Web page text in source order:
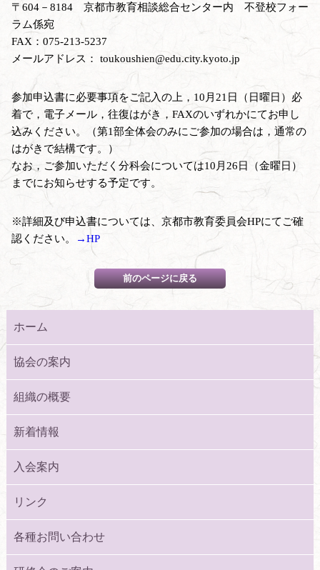
〒604－8184 京都市教育相談総合センター内 不登校フォー
ラム係宛
FAX：075-213-5237
メールアドレス： toukoushien@edu.city.kyoto.jp
参加申込書に必要事項をご記入の上，10月21日（日曜日）必
着で，電子メール，往復はがき，FAXのいずれかにてお申し
込みください。（第1部全体会のみにご参加の場合は，通常の
はがきで結構です。）
なお，ご参加いただく分科会については10月26日（金曜日）
までにお知らせする予定です。
※詳細及び申込書については、京都市教育委員会HPにてご確
認ください。
→HP
ホーム
協会の案内
組織の概要
新着情報
入会案内
リンク
各種お問い合わせ